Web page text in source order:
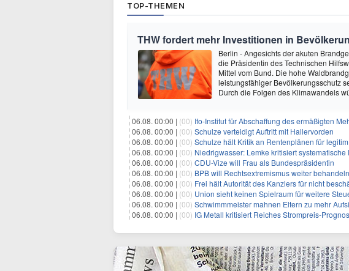
TOP-THEMEN
THW fordert mehr Investitionen in
Berlin - Angesichts der akuten
die Präsidentin des Technischen
Mittel vom Bund. Die hohe
leistungsfähiger Bevölkerungsschutz
Durch die Folgen des Klimawandels
06.08. 00:00 | (00) Ifo-Institut für Abschaffung des ermäßigten
06.08. 00:00 | (00) Schulze verteidigt Auftritt mit Hallervorden
06.08. 00:00 | (00) Schulze hält Kritik an Rentenplänen für legitim
06.08. 00:00 | (00) Niedrigwasser: Lemke kritisiert systematische
06.08. 00:00 | (00) CDU-Vize will Frau als Bundespräsidentin
06.08. 00:00 | (00) BPB will Rechtsextremismus weiter behandeln
06.08. 00:00 | (00) Frei hält Autorität des Kanzlers für nicht
06.08. 00:00 | (00) Union sieht keinen Spielraum für weitere
06.08. 00:00 | (00) Schwimmmeister mahnen Eltern zu mehr
06.08. 00:00 | (00) IG Metall kritisiert Reiches Strompreis-